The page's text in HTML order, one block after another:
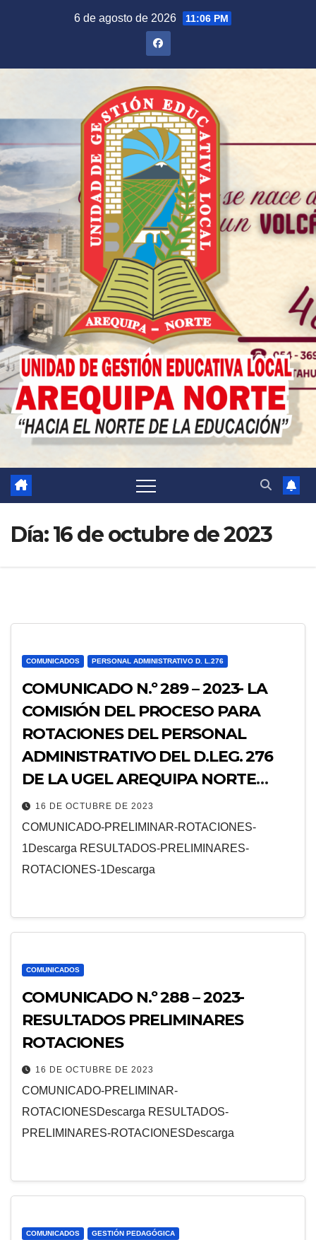
6 de agosto de 2026 11:06 PM
Día:16 de octubre de 2023
COMUNICADOS PERSONAL ADMINISTRATIVO D. L.276
COMUNICADO N.º 289 – 2023- LA
COMISIÓN DEL PROCESO PARA
ROTACIONES DEL PERSONAL
ADMINISTRATIVO DEL D.LEG. 276
DE LA UGEL AREQUIPA NORTE
AÑO 2023,HACE DE SU
CONOCIMIENTO LOS RESULTADOS
PRELIMINARES DE LA EVALUACION
DE EXPEDIENTES DE LOS
CONVOCATORIA.
16 DE OCTUBRE DE 2023
COMUNICADO-PRELIMINAR-ROTACIONES-
1Descarga RESULTADOS-PRELIMINARES-
ROTACIONES-1Descarga
COMUNICADOS
COMUNICADO N.º 288 – 2023-
RESULTADOS PRELIMINARES
ROTACIONES
16 DE OCTUBRE DE 2023
COMUNICADO-PRELIMINAR-
ROTACIONESDescarga RESULTADOS-
PRELIMINARES-ROTACIONESDescarga
COMUNICADOS GESTIÓN PEDAGÓGICA